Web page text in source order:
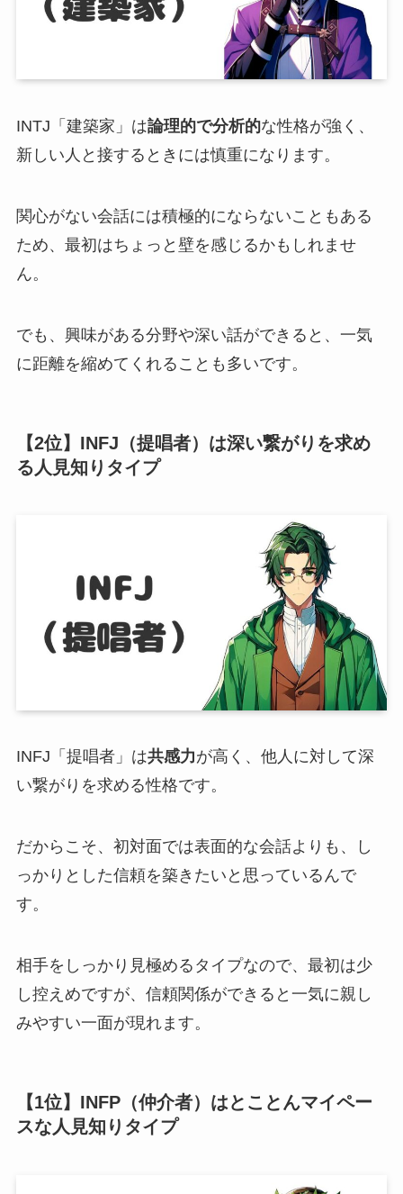
INTJ「建築家」は論理的で分析的な性格が強く、
新しい人と接するときには慎重になります。
関心がない会話には積極的にならないこともある
ため、最初はちょっと壁を感じるかもしれませ
ん。
でも、興味がある分野や深い話ができると、一気
に距離を縮めてくれることも多いです。
【2位】INFJ（提唱者）は深い繋がりを求め
る人見知りタイプ
INFJ「提唱者」は共感力が高く、他人に対して深
い繋がりを求める性格です。
だからこそ、初対面では表面的な会話よりも、し
っかりとした信頼を築きたいと思っているんで
す。
相手をしっかり見極めるタイプなので、最初は少
し控えめですが、信頼関係ができると一気に親し
みやすい一面が現れます。
【1位】INFP（仲介者）はとことんマイペー
スな人見知りタイプ